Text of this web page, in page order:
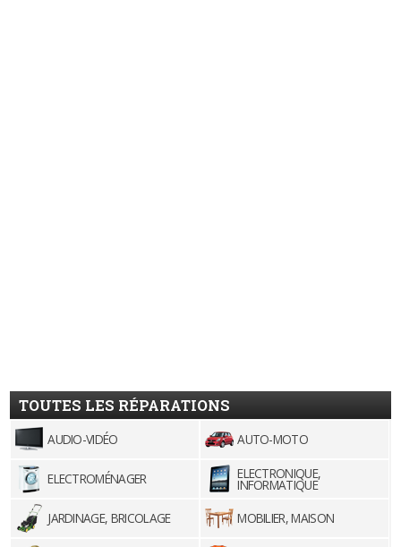
TOUTES LES RÉPARATIONS
AUDIO-VIDÉO AUTO-MOTO
ELECTROMÉNAGER ELECTRONIQUE,
INFORMATIQUE
JARDINAGE, BRICOLAGE
MOBILIER, MAISON